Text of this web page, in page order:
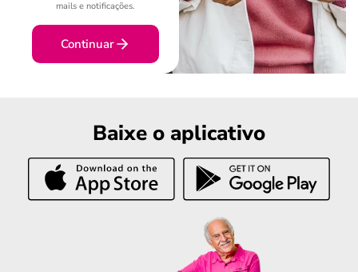
mails e notificações.
Continuar
Baixe o aplicativo